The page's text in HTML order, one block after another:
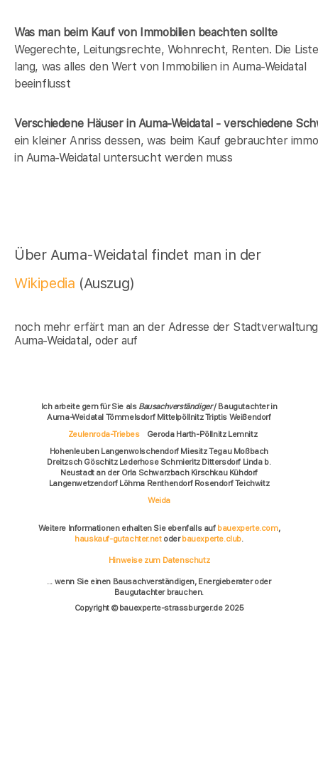
Was man beim Kauf von Immobilien beachten sollte
Wegerechte, Leitungsrechte, Wohnrecht, Renten. Die
lang, was alles den Wert von Immobilien in Auma-Weidatal
beeinflusst
Verschiedene Häuser in Auma-Weidatal - verschiedene
ein kleiner Anriss dessen, was beim Kauf gebrauchter
in Auma-Weidatal untersucht werden muss
Über Auma-Weidatal findet man in der
Wikipedia (Auszug)
noch mehr erfärt man an der Adresse der
Auma-Weidatal, oder auf
Ich arbeite gern für Sie als Bausachverständiger/ Baugutachter in
Auma-Weidatal Tömmelsdorf Mittelpöllnitz Triptis Weißendorf
Zeulenroda-Triebes
Geroda Harth-Pöllnitz Lemnitz
Hohenleuben Langenwolschendorf Miesitz Tegau Moßbach
Dreitzsch Göschitz Lederhose Schmieritz Dittersdorf Linda b.
Neustadt an der Orla Schwarzbach Kirschkau Kühdorf
Langenwetzendorf Löhma Renthendorf Rosendorf Teichwitz
Weida
Weitere Informationen erhalten Sie ebenfalls auf bauexperte.com,
hauskauf-gutachter.netoderbauexperte.club.
Hinweise zum Datenschutz
... wenn Sie einen Bausachverständigen, Energieberater oder
Baugutachter brauchen.
Copyright © bauexperte-strassburger.de 2025